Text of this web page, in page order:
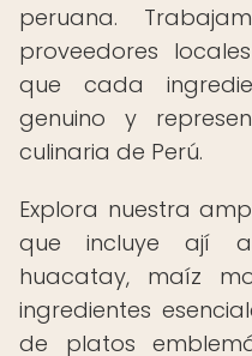
peruana.
proveedores
que cada
genuino y
culinaria de Perú.
Explora nuestra
que incluye ají
huacatay, maíz
ingredientes
de platos